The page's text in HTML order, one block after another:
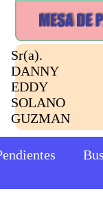
Sr(a).
DANNY
EDDY
SOLANO
GUZMAN